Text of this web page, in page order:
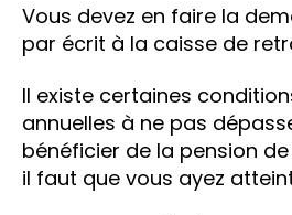
Vous devez en faire la
par écrit à la caisse de
Il existe certaines
annuelles à ne pas
bénéficier de la pension de
il faut que vous ayez